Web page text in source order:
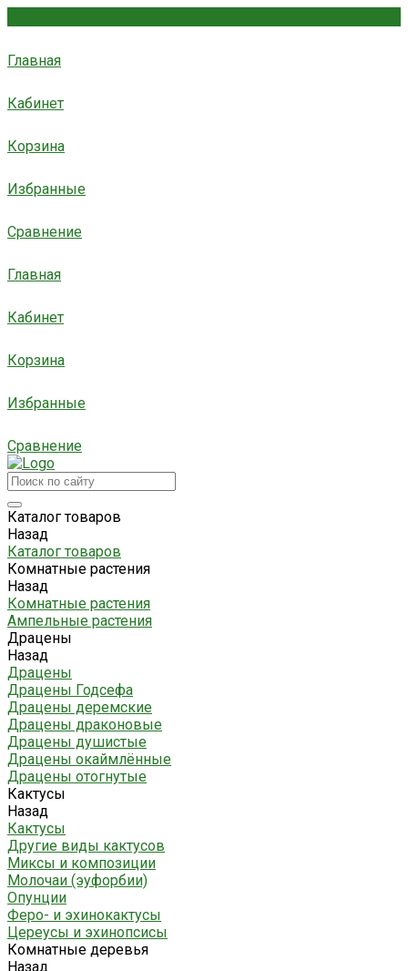
Главная
Кабинет
Корзина
Избранные
Сравнение
Главная
Кабинет
Корзина
Избранные
Сравнение
Каталог товаров
Назад
Каталог товаров
Комнатные растения
Назад
Комнатные растения
Ампельные растения
Драцены
Назад
Драцены
Драцены Годсефа
Драцены деремские
Драцены драконовые
Драцены душистые
Драцены окаймлённые
Драцены отогнутые
Кактусы
Назад
Кактусы
Другие виды кактусов
Миксы и композиции
Молочаи (эуфорбии)
Опунции
Феро- и эхинокактусы
Цереусы и эхинопсисы
Комнатные деревья
Назад